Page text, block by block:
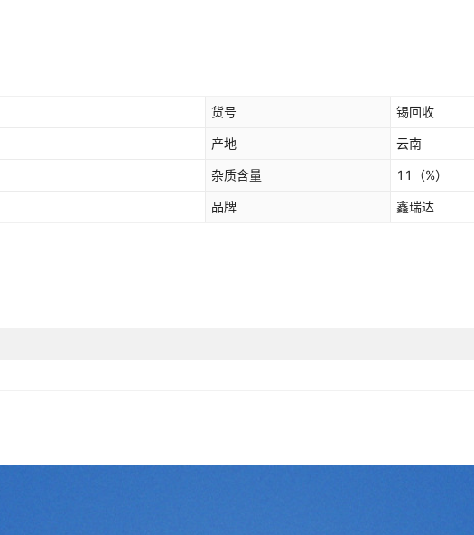
货号 锡回收
产地 云南
杂质含量 11 （%）
品牌 鑫瑞达